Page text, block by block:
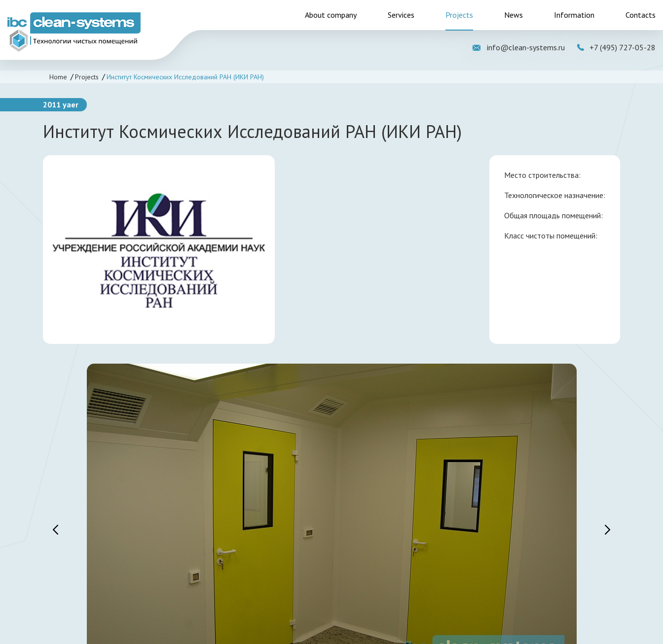
About company Services Projects News Information Contacts
+7 (495) 727-05-28
info@clean-systems.ru
Home Projects Институт Космических Исследований РАН (ИКИ РАН)
2011 yaer
Институт Космических Исследований РАН (ИКИ РАН)
Место строительства:
Технологическое назначение:
Общая площадь помещений:
Класс чистоты помещений: